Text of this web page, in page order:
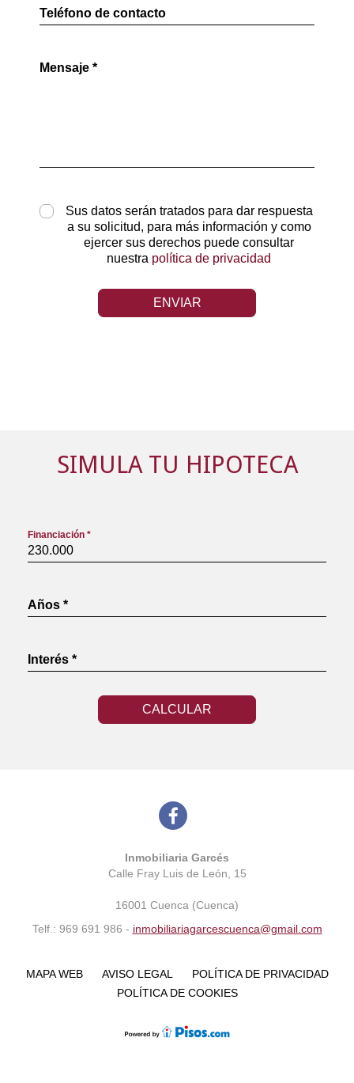
Teléfono de contacto
Mensaje *
Sus datos serán tratados para dar respuesta
a su solicitud, para más información y como
ejercer sus derechos puede consultar
nuestra política de privacidad
ENVIAR
SIMULA TU HIPOTECA
Financiación *
Años *
Interés *
CALCULAR
Inmobiliaria Garcés
Calle Fray Luis de León, 15
16001 Cuenca (Cuenca)
Telf.: 969 691 986 - inmobiliariagarcescuenca@gmail.com
MAPA WEB AVISO LEGAL
POLÍTICA DE PRIVACIDAD
POLÍTICA DE COOKIES